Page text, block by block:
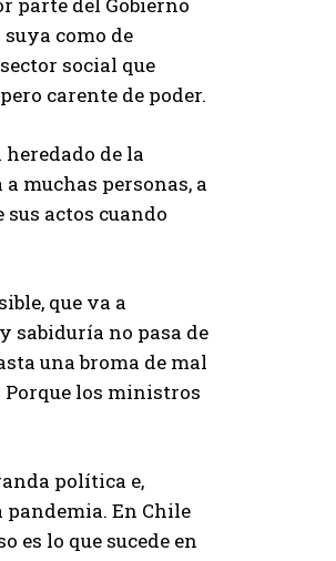
como de
social que
carente de poder.
de la
muchas personas, a
actos cuando
que va a
sabiduría no pasa de
una broma de mal
los ministros
política e,
En Chile
es lo que sucede en